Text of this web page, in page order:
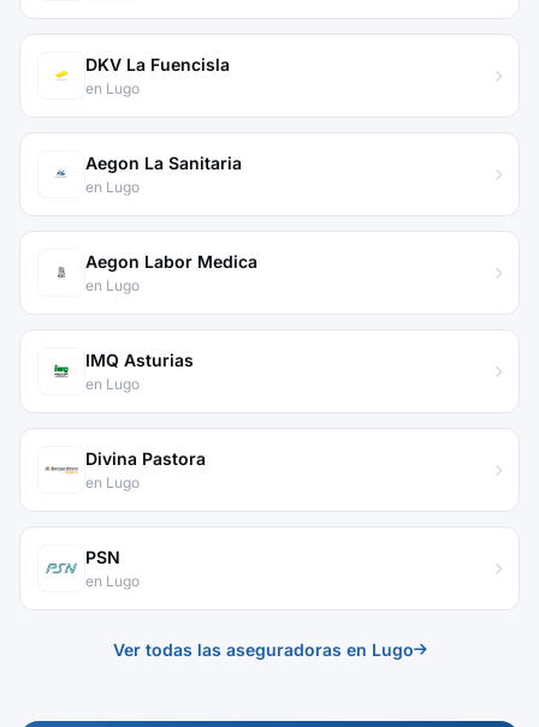
DKV La Fuencisla
en Lugo
Aegon La Sanitaria
en Lugo
Aegon Labor Medica
en Lugo
IMQ Asturias
en Lugo
Divina Pastora
en Lugo
PSN
en Lugo
Ver todas las aseguradoras en Lugo